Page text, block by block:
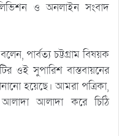
ও অনলাইন সংবাদ
পার্বত্য চট্টগ্রাম বিষয়ক
ওই সুপারিশ বাস্তবায়নের
হয়েছে। আমরা পত্রিকা,
আলাদা করে চিঠি